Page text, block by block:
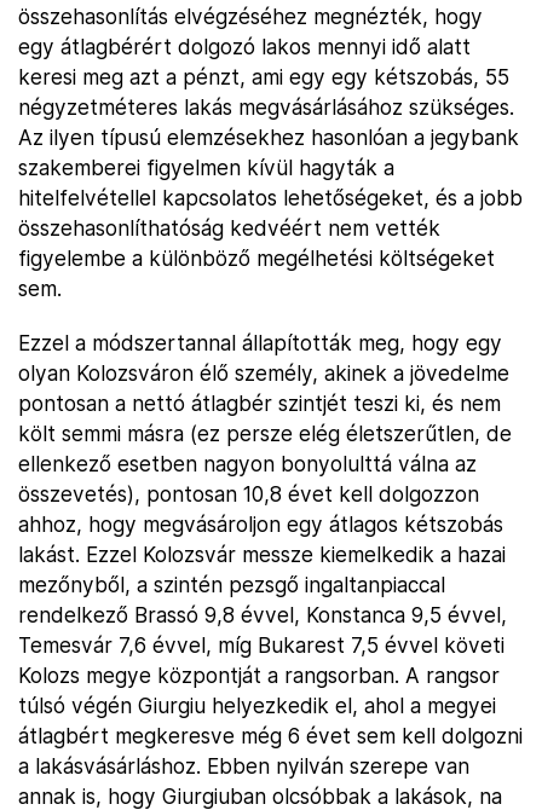
összehasonlítás elvégzéséhez megnézték, hogy
egy átlagbérért dolgozó lakos mennyi idő alatt
keresi meg azt a pénzt, ami egy egy kétszobás, 55
négyzetméteres lakás megvásárlásához szükséges.
Az ilyen típusú elemzésekhez hasonlóan a jegybank
szakemberei figyelmen kívül hagyták a
hitelfelvétellel kapcsolatos lehetőségeket, és a jobb
összehasonlíthatóság kedvéért nem vették
figyelembe a különböző megélhetési költségeket
sem.
Ezzel a módszertannal állapították meg, hogy egy
olyan Kolozsváron élő személy, akinek a jövedelme
pontosan a nettó átlagbér szintjét teszi ki, és nem
költ semmi másra (ez persze elég életszerűtlen, de
ellenkező esetben nagyon bonyolulttá válna az
összevetés), pontosan 10,8 évet kell dolgozzon
ahhoz, hogy megvásároljon egy átlagos kétszobás
lakást. Ezzel Kolozsvár messze kiemelkedik a hazai
mezőnyből, a szintén pezsgő ingaltanpiaccal
rendelkező Brassó 9,8 évvel, Konstanca 9,5 évvel,
Temesvár 7,6 évvel, míg Bukarest 7,5 évvel követi
Kolozs megye központját a rangsorban. A rangsor
túlsó végén Giurgiu helyezkedik el, ahol a megyei
átlagbért megkeresve még 6 évet sem kell dolgozni
a lakásvásárláshoz. Ebben nyilván szerepe van
annak is, hogy Giurgiuban olcsóbbak a lakások, na